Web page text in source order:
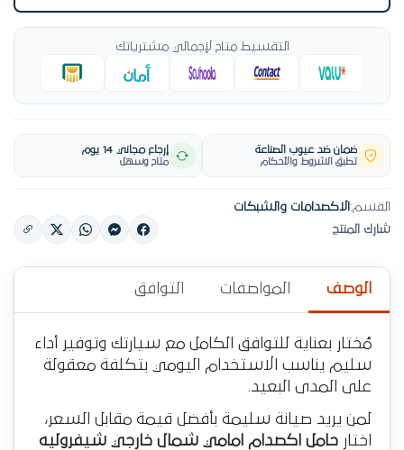
التقسيط متاح لإجمالي مشترياتك
ضمان ضد عيوب الصناعة
تطبق الشروط والأحكام
إرجاع مجاني 14 يوم
متاح وسهل
القسم: الاكصدامات والشبكات
شارك المنتج
الوصف المواصفات التوافق
مُختار بعناية للتوافق الكامل مع سيارتك وتوفير أداء
سليم يناسب الاستخدام اليومي بتكلفة معقولة
على المدى البعيد.
لمن يريد صيانة سليمة بأفضل قيمة مقابل السعر،
اختار حامل اكصدام امامي شمال خارجي شيفروليه